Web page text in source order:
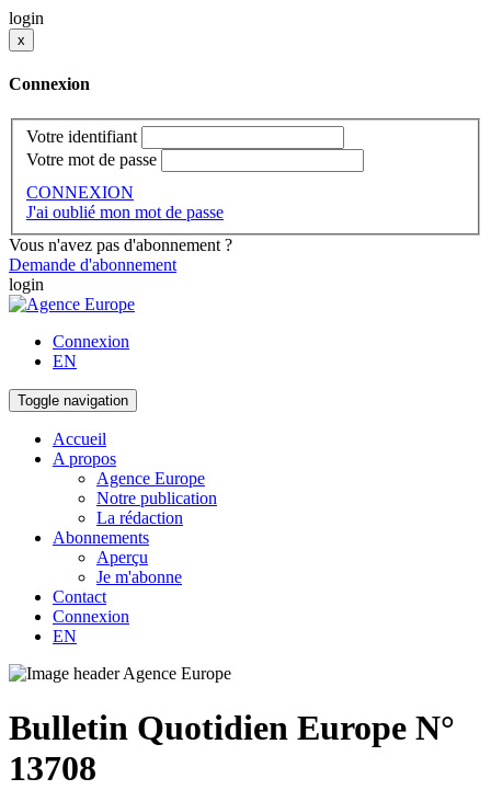
login
x
Connexion
Votre identifiant
Votre mot de passe
CONNEXION
J'ai oublié mon mot de passe
Vous n'avez pas d'abonnement ?
Demande d'abonnement
login
Connexion
EN
Toggle navigation
Accueil
A propos
Agence Europe
Notre publication
La rédaction
Abonnements
Aperçu
Je m'abonne
Contact
Connexion
EN
Bulletin Quotidien Europe N°
13708